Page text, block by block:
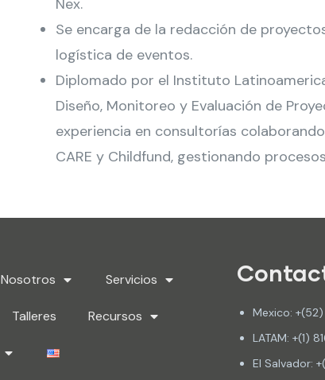
Nex.
Se encarga de la redacción de
logística de eventos.
Diplomado por el Instituto
Diseño, Monitoreo y Evaluación de
experiencia en consultorías
CARE y Childfund, gestionando
Nosotros Servicios
Talleres Recursos
Mexico:
LATAM: +(1)
El Salvador: